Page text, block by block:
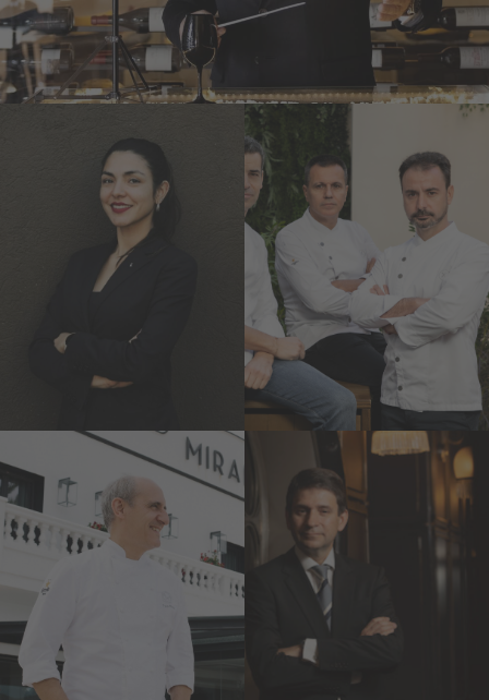
Marianna
Suarez
d’Alessandro
Mateu
Casañas,
Oriol Castro
y Eduard
Xatruch
Disfrutar***
Paco Pérez Pere Monje
Via Véneto